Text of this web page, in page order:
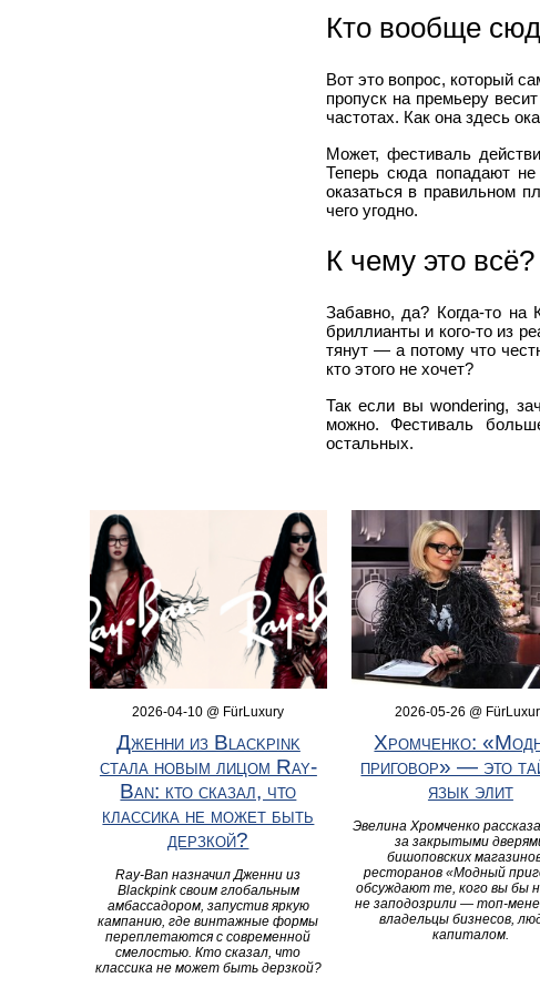
Кто вообще
Вот это вопрос, который
пропуск на премьеру
частотах. Как она здесь
Может, фестиваль
Теперь сюда попадают
оказаться в правильном
чего угодно.
К чему это всё?
Забавно, да? Когда-то
бриллианты и кого-то из
тянут — а потому что
кто этого не хочет?
Так если вы wondering,
можно. Фестиваль
остальных.
2026-04-10 @ FürLuxury
Дженни из Blackpink
стала новым лицом Ray-
Ban: кто сказал, что
классика не может быть
дерзкой?
Ray-Ban назначил Дженни из
Blackpink своим глобальным
амбассадором, запустив яркую
кампанию, где винтажные формы
переплетаются с современной
смелостью. Кто сказал, что
классика не может быть дерзкой?
2026-05-26 @
Хромченко:
приговор» — это
язык элит
Эвелина Хромченко
за закрытыми
бишоповских
ресторанов «Модный
обсуждают те, кого вы бы
не заподозрили — топ-
владельцы бизнесов,
капиталом.